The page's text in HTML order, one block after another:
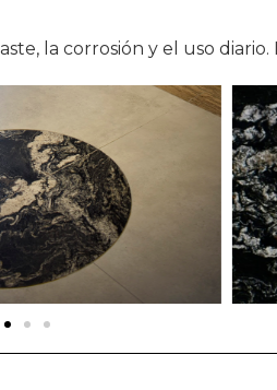
la corrosión y el uso